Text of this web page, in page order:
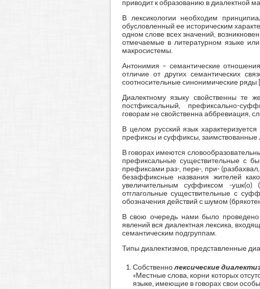
приводит к образованию в диалектной
В лексикологии необходим
обусловленный ее историческим
одном слове всех значений,
отмечаемые в литературном языке
макросистемы.
Антонимия – семантические
отличие от других семантических
соотносительные синонимические ряды
Диалектному языку свойственны те
постфиксальный, префиксально-
говорам не свойственна аббревиация,
В целом русский язык
префиксы и суффиксы, заимствованные
В говорах имеются
префиксальные существительные с
префиксами раз-, пере-, при-
безаффиксные названия жителей
увеличительным суффиксом -ушк(о)
отглагольные существительные с
обозначения действий с шумом
В свою очередь нами было проведено
явлений вся диалектная лексика,
семантическим подгруппам.
Типы диалектизмов, представленные
Собственнолексические
«Местные слова, корни которых
языке, имеющие в говорах свои